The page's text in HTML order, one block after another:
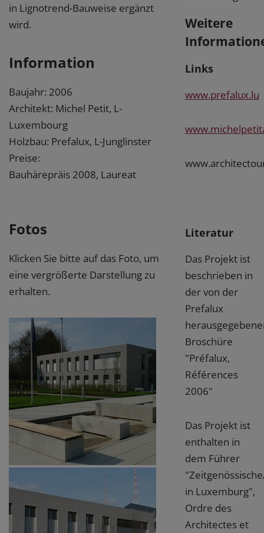
in Lignotrend-Bauweise ergänzt
wird.
Information
Baujahr: 2006
Architekt: Michel Petit, L-
Luxembourg
Holzbau: Prefalux, L-Junglinster
Preise:
Bauhärepräis 2008, Laureat
Fotos
Klicken Sie bitte auf das Foto, um
eine vergrößerte Darstellung zu
erhalten.
Weitere
Links
www.prefalux.lu
Literatur
Das Projekt ist
beschrieben in
der von der
Prefalux
Broschüre
"Préfalux,
Références
2006"
Das Projekt ist
enthalten in
dem Führer
in Luxemburg",
Ordre des
Architectes et